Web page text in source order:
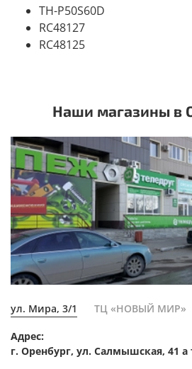
TH-P50S60D
RC48127
RC48125
Наши магазины в
ул. Мира, 3/1 ТЦ «НОВЫЙ МИР»
Адрес:
г. Оренбург, ул. Салмышская, 41